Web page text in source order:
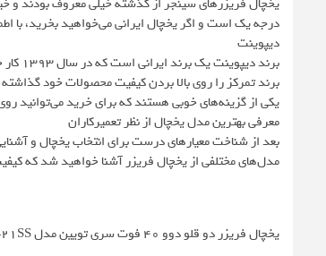
یخچال فریزرهای سینجر از گذشته خیلی معروف بودند و
درجه یک است و اگر یخچال ایرانی می‌خواهید بخرید، با
دیپوینت
برند تمرکز را روی بالا بردن کیفیت محصولات خود
یکی از گزینه‌های خوبی هستند که برای خرید می‌توانید
معرفی بهترین مدل یخچال از نظر تعمیرکاران
بعد از شناخت معیارهای درست برای انتخاب یخچال و
مدل‌های مختلفی از یخچال فریزر آشنا خواهید شد که
یخچال فریزر دو قلو دوو 40 فوت سری تویین مدل SRI/SFI-21SS